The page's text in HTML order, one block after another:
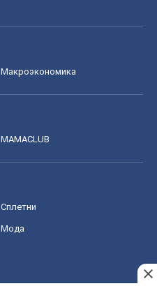
Mакроэкономика
MAMACLUB
Сплетни
Мода